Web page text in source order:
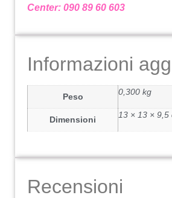
Center: 090 89 60 603
Informazioni
Peso 0,300 kg
Dimensioni 13 × 13 × 9,5
Recensioni